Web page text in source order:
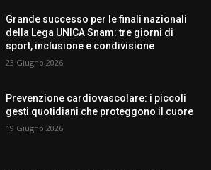
Grande successo per le finali nazionali
della Lega UNICA Snam: tre giorni di
sport, inclusione e condivisione
23 Giugno 2026
Prevenzione cardiovascolare: i piccoli
gesti quotidiani che proteggono il cuore
19 Giugno 2026